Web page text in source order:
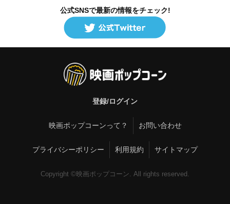
公式SNSで最新の情報をチェック!
登録/ログイン
映画ポップコーンって？ お問い合わせ
プライバシーポリシー 利用規約 サイトマップ
Copyright ©映画ポップコーン. All rights reserved.